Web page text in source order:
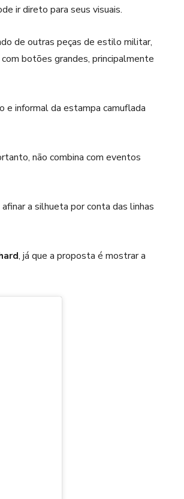
ir direto para seus visuais.
de outras peças de estilo militar,
botões grandes, principalmente
e informal da estampa camuflada
não combina com eventos
a silhueta por conta das linhas
, já que a proposta é mostrar a